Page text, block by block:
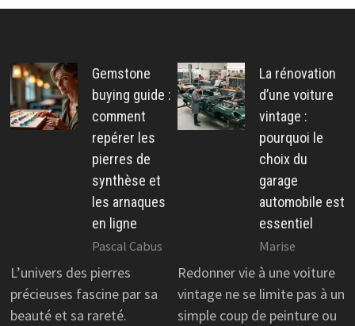
Gemstone
buying guide :
comment
repérer les
pierres de
synthèse et
les arnaques
en ligne
Pascal Cabus
L’univers des pierres
précieuses fascine par sa
beauté et sa rareté.
La rénovation
d’une voiture
vintage :
pourquoi le
choix du
garage
automobile est
essentiel
Marise
Redonner vie à une voiture
vintage ne se limite pas à un
simple coup de peinture ou